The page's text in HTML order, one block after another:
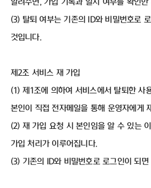
알려주면, 가입 기록과 일치 여부를 확인
(3) 탈퇴 여부는 기존의 ID와 비밀번호로
것입니다.
제2조 서비스 재 가입
(1) 제1조에 의하여 서비스에서 탈퇴한 사
본인이 직접 전자메일을 통해 운영자에게
(2) 재 가입 요청 시 본인임을 알 수 있는
가입 처리가 이루어집니다.
(3) 기존의 ID와 비밀번호로 로그인이 되